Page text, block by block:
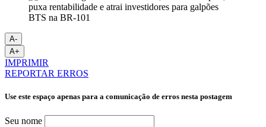
A-
A+
IMPRIMIR
REPORTAR ERROS
Use este espaço apenas para a comunicação de erros nesta postagem
Seu nome